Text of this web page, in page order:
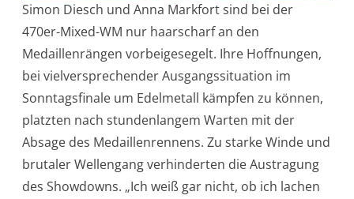
Simon Diesch und Anna Markfort sind bei der
470er-Mixed-WM nur haarscharf an den
Medaillenrängen vorbeigesegelt. Ihre Hoffnungen,
bei vielversprechender Ausgangssituation im
Sonntagsfinale um Edelmetall kämpfen zu können,
platzten nach stundenlangem Warten mit der
Absage des Medaillenrennens. Zu starke Winde und
brutaler Wellengang verhinderten die Austragung
des Showdowns. „Ich weiß gar nicht, ob ich lachen